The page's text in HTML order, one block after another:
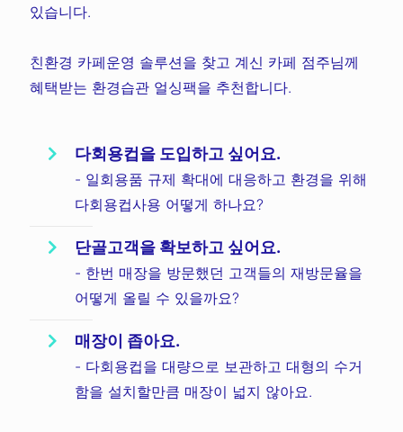
있습니다.
친환경 카페운영 솔루션을 찾고 계신 카페 점주님께
혜택받는 환경습관 얼싱팩을 추천합니다.
다회용컵을 도입하고 싶어요.
- 일회용품 규제 확대에 대응하고 환경을 위해
다회용컵사용 어떻게 하나요?
단골고객을 확보하고 싶어요.
- 한번 매장을 방문했던 고객들의 재방문율을
어떻게 올릴 수 있을까요?
매장이 좁아요.
- 다회용컵을 대량으로 보관하고 대형의 수거
함을 설치할만큼 매장이 넓지 않아요.